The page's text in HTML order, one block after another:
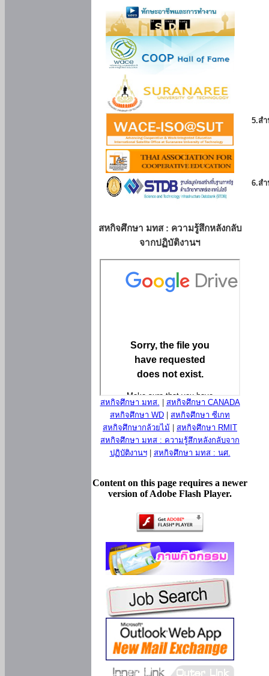
สหกิจศึกษา มทส : ความรู้สึกหลังกลับ
จากปฏิบัติงานฯ
สหกิจศึกษา มทส.
สหกิจศึกษา CANADA
สหกิจศึกษา WD
สหกิจศึกษา ซีเกท
สหกิจศึกษากล้วยไม้
สหกิจศึกษา RMIT
สหกิจศึกษา มทส : ความรู้สึกหลังกลับจาก
ปฏิบัติงานฯ| สหกิจศึกษา มทส : นศ.
Content on this page requires a newer
version of Adobe Flash Player.
5.ส
6.ส